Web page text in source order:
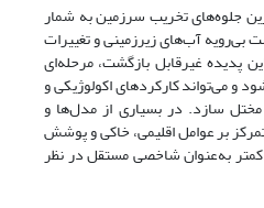
جلوه‌های تخریب سرزمین به شمار
بی‌رویه آب‌های زیرزمینی و تغییرات
پدیده غیرقابل بازگشت، مرحله‌ای
و می‌تواند کارکردهای اکولوژیکی و
سازد. در بسیاری از مدل‌ها و
بر عوامل اقلیمی، خاکی و پوشش
به‌عنوان شاخصی مستقل در نظر